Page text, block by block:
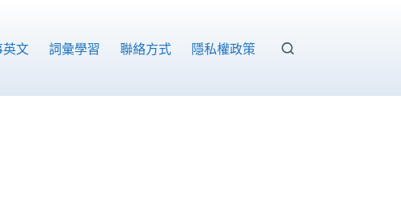
英文 詞彙學習 聯絡方式 隱私權政策